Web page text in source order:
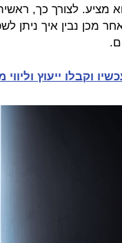
מציע. לצורך כך,
מכן נבין איך ניתן
וקבלו ייעוץ